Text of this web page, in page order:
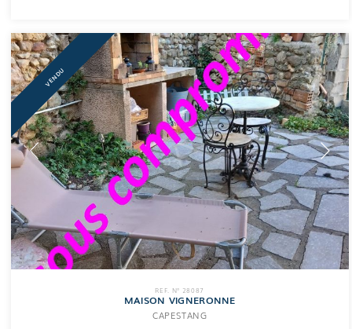
VENDU
REF. N° 28087
MAISON VIGNERONNE
CAPESTANG